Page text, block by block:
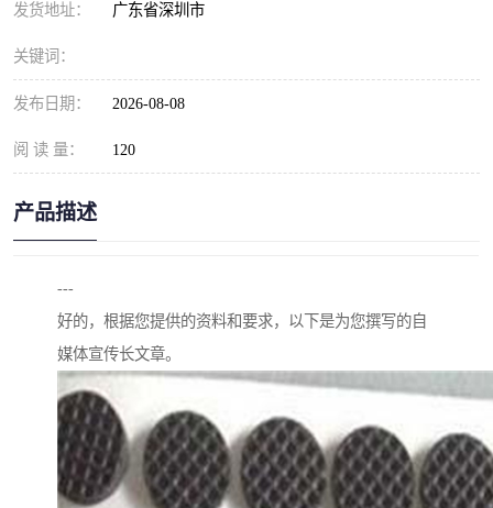
发货地址： 广东省深圳市
关键词：
发布日期： 2026-08-08
阅 读 量： 120
产品描述
---
好的，根据您提供的资料和要求，以下是为您撰写的自
媒体宣传长文章。